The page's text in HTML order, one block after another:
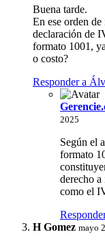
Buena tarde.
En ese orden
declaración de
formato 1001,
o costo?
Responder a
2025
Según el
formato
derecho a
como el
H Gomez mayo